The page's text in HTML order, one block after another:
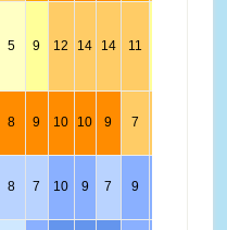
5 9 12 14 14 11
8 9 10 10 9 7
8 7 10 9 7 9